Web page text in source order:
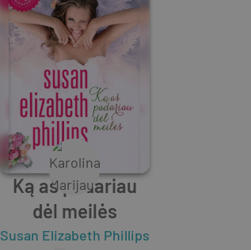
Ką aš padariau
dėl meilės
Susan Elizabeth Phillips